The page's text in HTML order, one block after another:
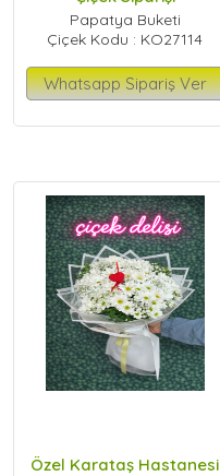
Papatya Buketi
Çiçek Kodu : KO27114
Whatsapp Sipariş Ver
Özel Karataş Hastanesi